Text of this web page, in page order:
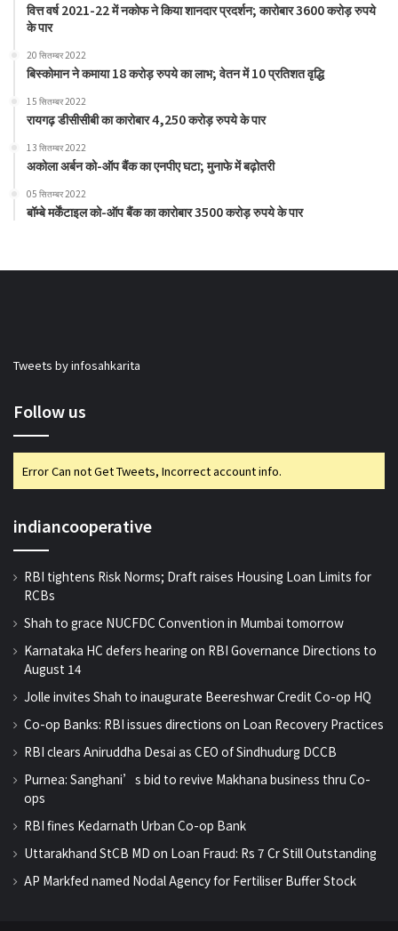
वित्त वर्ष 2021-22 में नकोफ ने किया शानदार प्रदर्शन; कारोबार 3600 करोड़ रुपये
के पार
20 सितम्बर 2022
बिस्कोमान ने कमाया 18 करोड़ रुपये का लाभ; वेतन में 10 प्रतिशत वृद्धि
15 सितम्बर 2022
रायगढ़ डीसीसीबी का कारोबार 4,250 करोड़ रुपये के पार
13 सितम्बर 2022
अकोला अर्बन को-ऑप बैंक का एनपीए घटा; मुनाफे में बढ़ोतरी
05 सितम्बर 2022
बॉम्बे मर्केंटाइल को-ऑप बैंक का कारोबार 3500 करोड़ रुपये के पार
Tweets by infosahkarita
Follow us
Error Can not Get Tweets, Incorrect account info.
indiancooperative
RBI tightens Risk Norms; Draft raises Housing Loan Limits for
RCBs
Shah to grace NUCFDC Convention in Mumbai tomorrow
Karnataka HC defers hearing on RBI Governance Directions to
August 14
Jolle invites Shah to inaugurate Beereshwar Credit Co-op HQ
Co-op Banks: RBI issues directions on Loan Recovery Practices
RBI clears Aniruddha Desai as CEO of Sindhudurg DCCB
Purnea: Sanghani’s bid to revive Makhana business thru Co-
ops
RBI fines Kedarnath Urban Co-op Bank
Uttarakhand StCB MD on Loan Fraud: Rs 7 Cr Still Outstanding
AP Markfed named Nodal Agency for Fertiliser Buffer Stock